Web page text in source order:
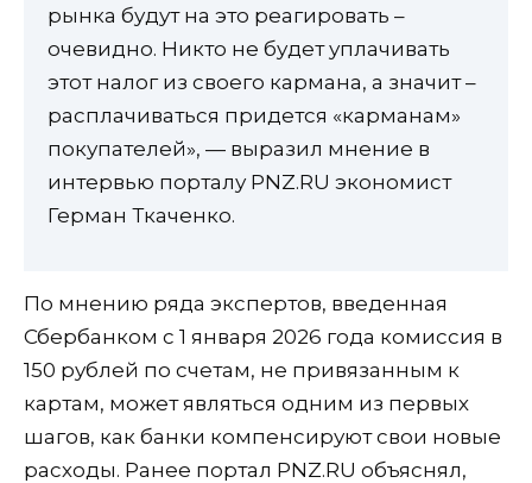
рынка будут на это реагировать –
очевидно. Никто не будет уплачивать
этот налог из своего кармана, а значит –
расплачиваться придется «карманам»
покупателей», — выразил мнение в
интервью порталу PNZ.RU экономист
Герман Ткаченко.
По мнению ряда экспертов, введенная
Сбербанком с 1 января 2026 года комиссия в
150 рублей по счетам, не привязанным к
картам, может являться одним из первых
шагов, как банки компенсируют свои новые
расходы. Ранее портал PNZ.RU объяснял,